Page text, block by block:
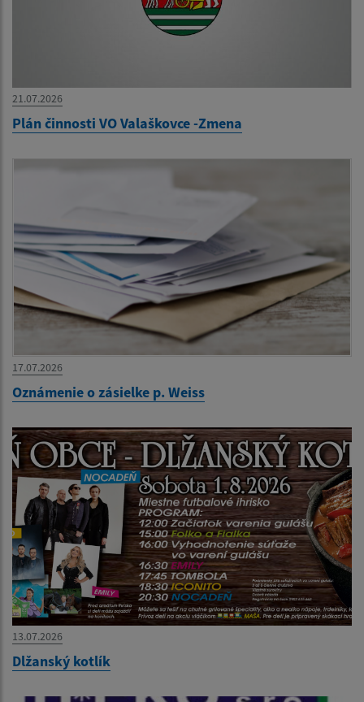
21.07.2026
Plán činnosti VO Valaškovce -Zmena
17.07.2026
Oznámenie o zásielke p. Weiss
13.07.2026
Dlžanský kotlík